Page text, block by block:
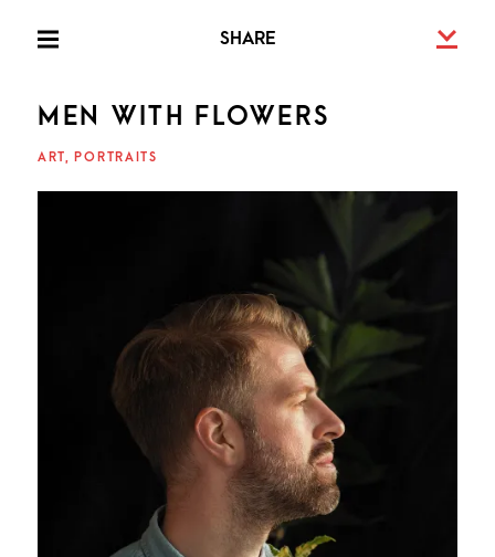
PRIMARY
SHARE
MEN WITH FLOWERS
ART PORTRAITS